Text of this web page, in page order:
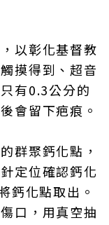
以彰化基督教
摸得到、超音
有0.3公分的
會留下疤痕。
群聚鈣化點，
定位確認鈣化
鈣化點取出。
口，用真空抽